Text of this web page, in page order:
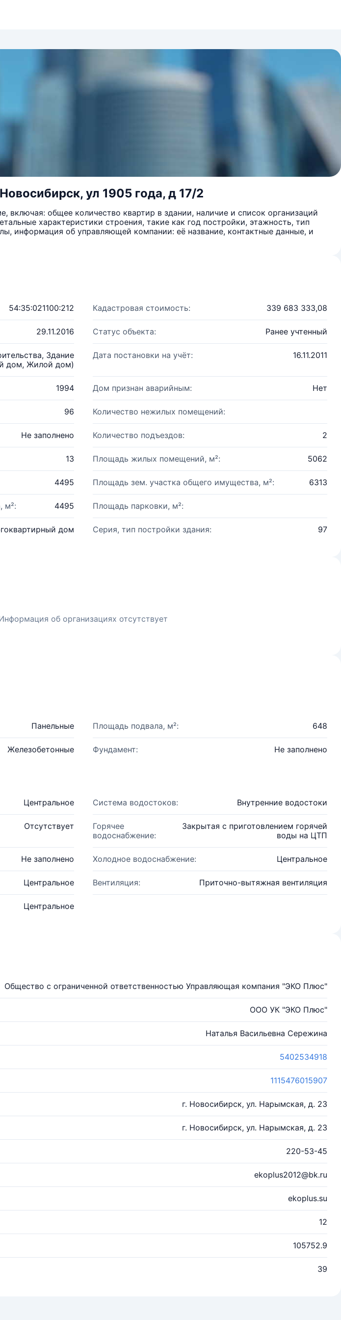
ул 1905 года, д 17/2
общее количество квартир в здании, наличие и список организаций
характеристики строения, такие как год постройки, этажность, тип
информация об управляющей компании: её название, контактные данные, и
54:35:021100:212 Кадастровая стоимость: 339 683 333,08
29.11.2016 Статус объекта: Ранее учтенный
Здание
дом, Жилой дом)
Дата постановки на учёт: 16.11.2011
1994 Дом признан аварийным: Нет
96 Количество нежилых помещений:
Не заполнено Количество подъездов: 2
13 Площадь жилых помещений, м²: 5062
4495 Площадь зем. участка общего имущества, м²: 6313
м²: 4495 Площадь парковки, м²:
дом Серия, тип постройки здания: 97
об организациях отсутствует
Панельные Площадь подвала, м²: 648
Железобетонные Фундамент: Не заполнено
Центральное Система водостоков: Внутренние водостоки
Отсутствует
Горячее
водоснабжение:
Закрытая с приготовлением горячей
воды на ЦТП
Не заполнено Холодное водоснабжение: Центральное
Центральное Вентиляция: Приточно-вытяжная вентиляция
Центральное
Общество с ограниченной ответственностью Управляющая компания "ЭКО Плюс"
ООО УК "ЭКО Плюс"
Наталья Васильевна Сережина
5402534918
1115476015907
г. Новосибирск, ул. Нарымская, д. 23
г. Новосибирск, ул. Нарымская, д. 23
220-53-45
ekoplus2012@bk.ru
ekoplus.su
12
105752.9
39